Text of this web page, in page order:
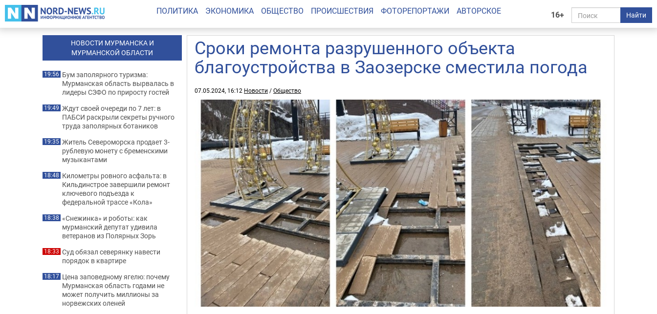
16+ Найти
ПОЛИТИКА ЭКОНОМИКА ОБЩЕСТВО ПРОИСШЕСТВИЯ ФОТОРЕПОРТАЖИ АВТОРСКОЕ
Сроки ремонта разрушенного объекта
благоустройства в Заозерске сместила погода
07.05.2024, 16:12 Новости /Общество
НОВОСТИ МУРМАНСКА И
МУРМАНСКОЙ ОБЛАСТИ
19:56 Бум заполярного туризма:
Мурманская область вырвалась в
лидеры СЗФО по приросту гостей
19:49 Ждут своей очереди по 7 лет: в
ПАБСИ раскрыли секреты ручного
труда заполярных ботаников
19:35 Житель Североморска продает 3-
рублевую монету с бременскими
музыкантами
18:48 Километры ровного асфальта: в
Кильдинстрое завершили ремонт
ключевого подъезда к
федеральной трассе «Кола»
18:38 «Снежинка» и роботы: как
мурманский депутат удивила
ветеранов из Полярных Зорь
18:33 Суд обязал северянку навести
порядок в квартире
18:17 Цена заповедному ягелю: почему
Мурманская область годами не
может получить миллионы за
норвежских оленей